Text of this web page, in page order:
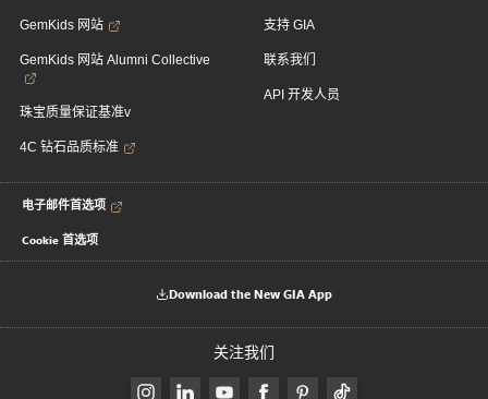
GemKids 网站
GemKids 网站 Alumni Collective
珠宝质量保证基准v
4C 钻石品质标准
支持 GIA
联系我们
API 开发人员
电子邮件首选项
Cookie 首选项
Download the New GIA App
关注我们